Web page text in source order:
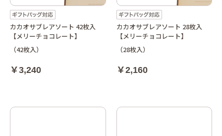
カカオサブレアソート 42枚入
【メリーチョコレート】
（42枚入）
￥3,240
カカオサブレアソート 28枚入
【メリーチョコレート】
（28枚入）
￥2,160